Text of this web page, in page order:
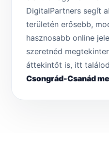
DigitalPartners segít
területén erősebb,
hasznosabb online
szeretnéd
áttekintőt is, itt
Csongrád-Csanád